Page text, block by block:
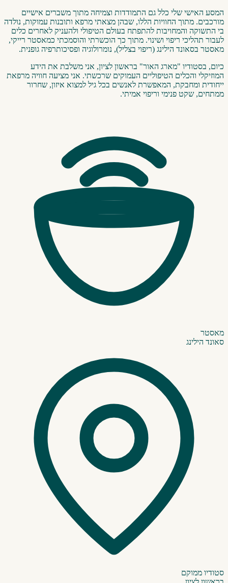
המסע האישי שלי כלל גם התמודדות וצמיחה מתוך משברים אישיים
מורכבים. מתוך החוויות הללו, שבהן מצאתי מרפא ותובנות עמוקות, נולדה
בי התשוקה והמחויבות להתפתח בעולם הטיפולי ולהעניק לאחרים כלים
לעבור תהליכי ריפוי ושינוי. מתוך כך הוכשרתי והוסמכתי כמאסטר רייקי,
מאסטר בסאונד הילינג (ריפוי בצליל), נומרולוגיה ופסיכותרפיה גופנית.
כיום, בסטודיו "מארג האור" בראשון לציון, אני משלבת את הידע
המוזיקלי והכלים הטיפוליים העמוקים שרכשתי. אני מציעה חוויה מרפאת
ייחודית ומחבקת, המאפשרת לאנשים בכל גיל למצוא איזון, שחרור
ממתחים, שקט פנימי וריפוי אמיתי.
מאסטר
סאונד הילינג
סטודיו ממוקם